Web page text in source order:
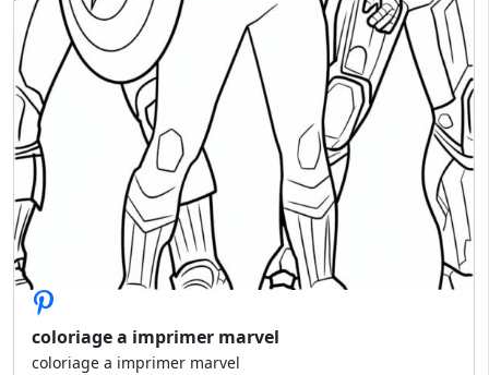
coloriage a imprimer marvel
coloriage a imprimer marvel